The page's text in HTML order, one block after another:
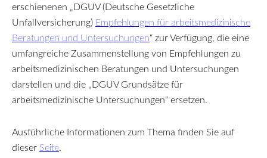
erschienenen „DGUV (Deutsche Gesetzliche
Unfallversicherung) Empfehlungen für arbeitsmedizinische
Beratungen und Untersuchungen“ zur Verfügung, die eine
umfangreiche Zusammenstellung von Empfehlungen zu
arbeitsmedizinischen Beratungen und Untersuchungen
darstellen und die „DGUV Grundsätze für
arbeitsmedizinische Untersuchungen“ ersetzen.
Ausführliche Informationen zum Thema finden Sie auf
dieser Seite.